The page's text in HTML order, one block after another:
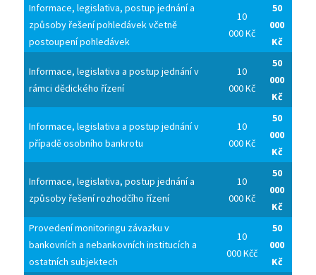
Informace, legislativa, postup jednání a
způsoby řešení pohledávek včetně
postoupení pohledávek
10
000 Kč
50
000
Kč
Informace, legislativa a postup jednání v
rámci dědického řízení
10
000 Kč
50
000
Kč
Informace, legislativa a postup jednání v
případě osobního bankrotu
10
000 Kč
50
000
Kč
Informace, legislativa, postup jednání a
způsoby řešení rozhodčího řízení
10
000 Kč
50
000
Kč
Provedení monitoringu závazku v
bankovních a nebankovních institucích a
ostatních subjektech
10
000 Kčč
50
000
Kč